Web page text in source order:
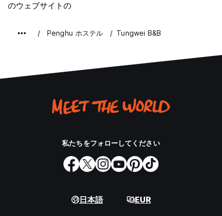
のウェブサイトの
Penghu ホステル Tungwei B&B
私たちをフォローしてください
日本語 EUR